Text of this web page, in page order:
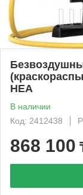
НЕА
В наличии
Код: 2412438
868 100